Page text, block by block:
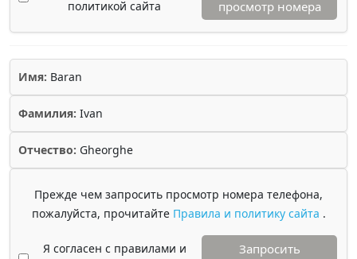
политикой сайта
просмотр номера
Имя: Baran
Фамилия: Ivan
Отчество: Gheorghe
Прежде чем запросить просмотр номера телефона,
пожалуйста, прочитайте Правила и политику сайта .
Я согласен с правилами и
Запросить